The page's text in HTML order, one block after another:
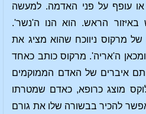
עופף על פני האדמה. למעשה
הראש. הוא הנו ה'נשר'.
מרקוס ניווכח שהוא מציג את
ומכאן ה'אריה'. מרקוס כותב כאחד
איברים של האדם הממוקמים
מוצג כרופא, כאדם שמטרתו
אפשר להכיר בבשורה שלו את גורם